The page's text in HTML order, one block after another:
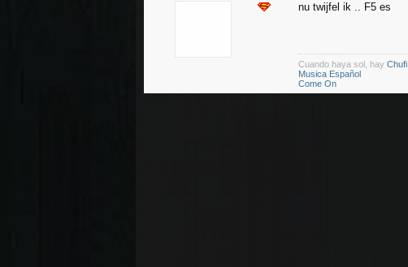
nu twijfel ik .. F5 es
Cuando haya sol, hay Chufi
Musica Español
Come On